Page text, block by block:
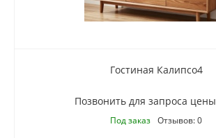
Гостиная Калипсо4
Позвонить для запроса цены
Под заказ Отзывов: 0